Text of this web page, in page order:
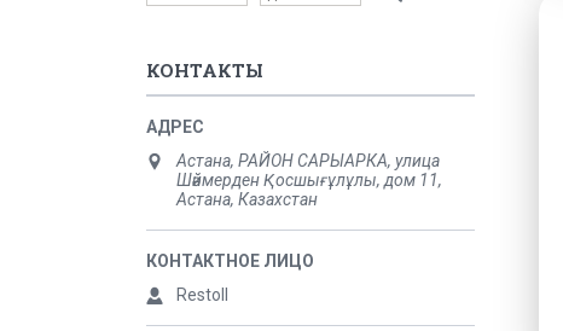
КОНТАКТЫ
Астана, РАЙОН САРЫАРКА, улица
Шәймерден Қосшығұлұлы, дом 11,
Астана, Казахстан
Restoll